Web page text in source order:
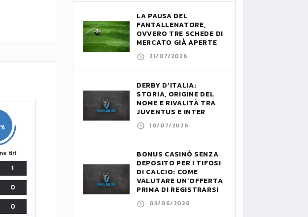
tiri
1
0
0
LA PAUSA DEL
FANTALLENATORE,
OVVERO TRE SCHEDE DI
MERCATO GIÀ APERTE
21/07/2026
DERBY D’ITALIA:
STORIA, ORIGINE DEL
NOME E RIVALITÀ TRA
JUVENTUS E INTER
10/07/2026
BONUS CASINÒ SENZA
DEPOSITO PER I TIFOSI
DI CALCIO: COME
VALUTARE UN’OFFERTA
PRIMA DI REGISTRARSI
03/06/2026